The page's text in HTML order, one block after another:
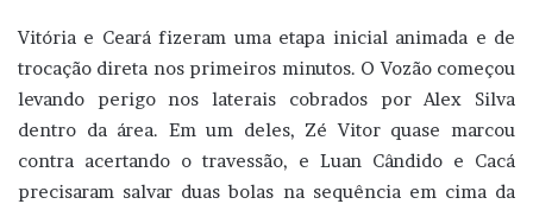
Vitória e Ceará fizeram uma etapa inicial animada e de
trocação direta nos primeiros minutos. O Vozão começou
levando perigo nos laterais cobrados por Alex Silva
dentro da área. Em um deles, Zé Vitor quase marcou
contra acertando o travessão, e Luan Cândido e Cacá
precisaram salvar duas bolas na sequência em cima da